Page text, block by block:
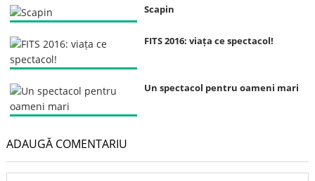
Scapin
FITS 2016: viața ce spectacol!
Un spectacol pentru oameni mari
ADAUGĂ COMENTARIU